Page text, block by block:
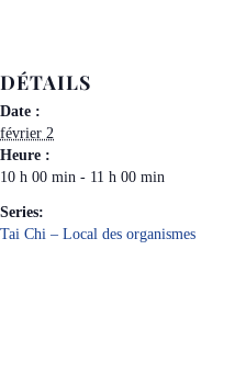
DÉTAILS
Date :
février 2
Heure :
10 h 00 min - 11 h 00 min
Series:
Tai Chi – Local des organismes